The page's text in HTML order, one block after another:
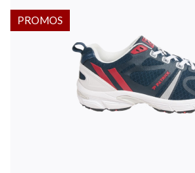
PROMOS